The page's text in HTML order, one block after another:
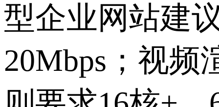
型企业网站建
20Mbps ；视频